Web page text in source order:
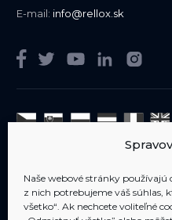
Naše webové stránky používajú
z nich potrebujeme váš súhlas,
všetko“. Ak nechcete voliteľné
E-mail: info@rellox.sk